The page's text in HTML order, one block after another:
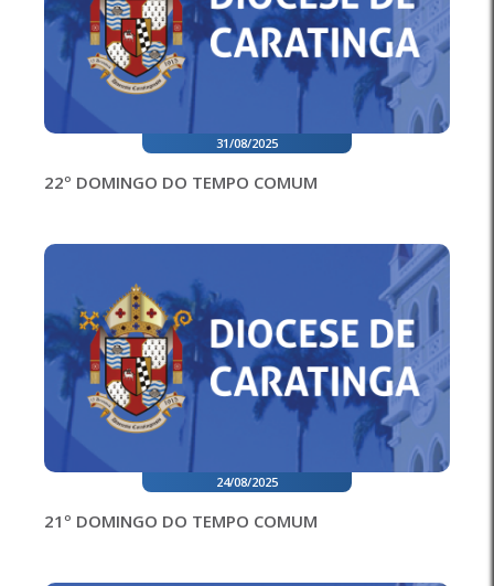
31/08/2025
22º DOMINGO DO TEMPO COMUM
24/08/2025
21º DOMINGO DO TEMPO COMUM